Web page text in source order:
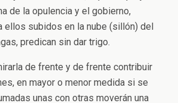
de la opulencia y el gobierno,
ellos subidos en la nube (sillón) del
predican sin dar trigo.
de frente y de frente contribuir
en mayor o menor medida si se
unas con otras moverán una